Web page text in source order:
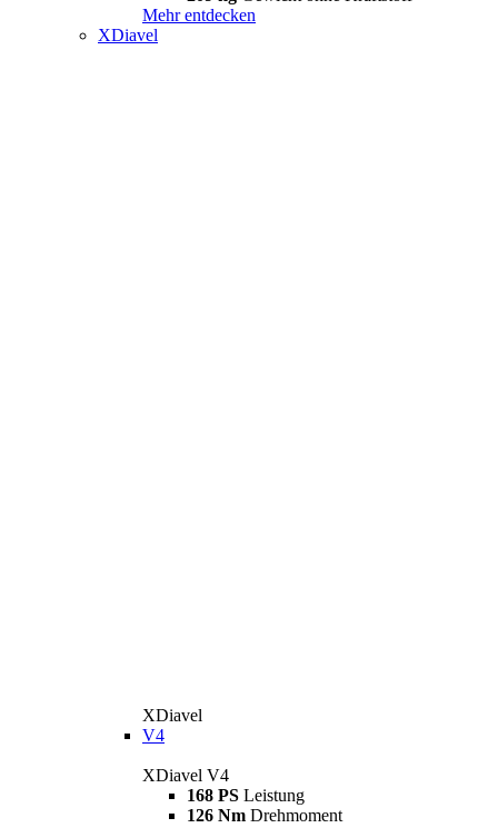
Mehr entdecken
XDiavel
XDiavel
V4
XDiavel V4
168 PS Leistung
126 Nm Drehmoment